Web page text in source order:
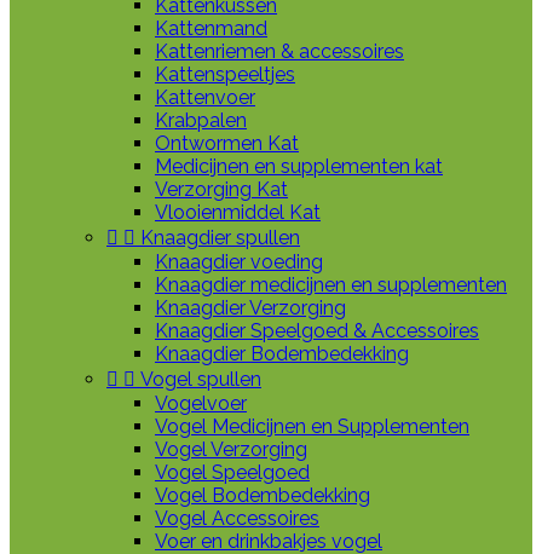
Kattenkussen
Kattenmand
Kattenriemen & accessoires
Kattenspeeltjes
Kattenvoer
Krabpalen
Ontwormen Kat
Medicijnen en supplementen kat
Verzorging Kat
Vlooienmiddel Kat
  Knaagdier spullen
Knaagdier voeding
Knaagdier medicijnen en supplementen
Knaagdier Verzorging
Knaagdier Speelgoed & Accessoires
Knaagdier Bodembedekking
  Vogel spullen
Vogelvoer
Vogel Medicijnen en Supplementen
Vogel Verzorging
Vogel Speelgoed
Vogel Bodembedekking
Vogel Accessoires
Voer en drinkbakjes vogel